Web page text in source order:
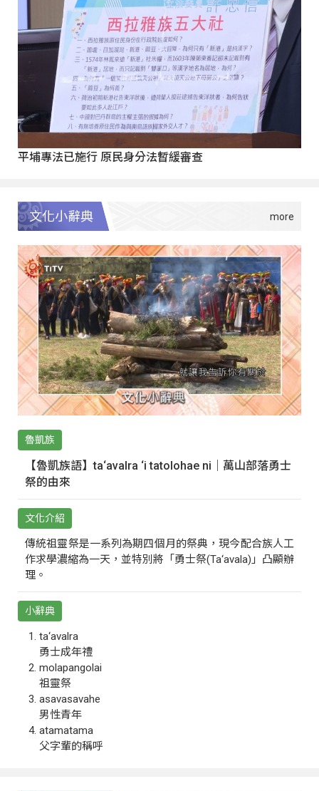
平埔專法已施行 原民身分法暫緩審查
文化小辭典
魯凱族
【魯凱族語】ta‘avalra ‘i tatolohae ni｜萬山部落勇士
祭的由來
文化介紹
傳統祖靈祭是一系列為期四個月的祭典，現今配合族人工
作求學濃縮為一天，並特別將「勇士祭(Ta‘avala)」凸顯辦
理。
小辭典
ta‘avalra
勇士成年禮
molapangolai
祖靈祭
asavasavahe
男性青年
atamatama
父字輩的稱呼